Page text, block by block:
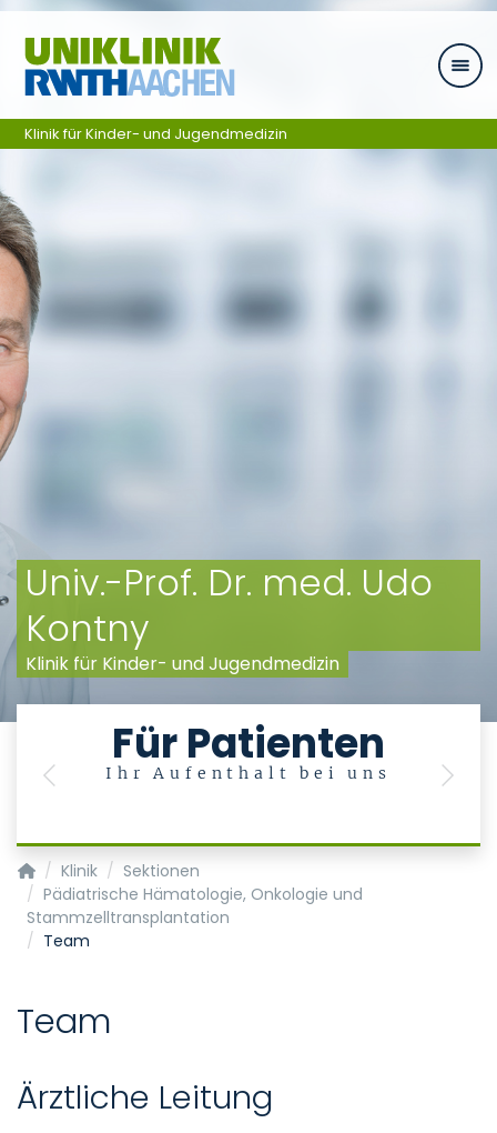
Zum Inhalt springen
Univ.-Prof. Dr. med. Udo
Kontny
Klinik für Kinder- und Jugendmedizin
Für Patienten
Ihr Aufenthalt bei uns
Previous Next
Klinik für Kinder- und Jugendmedizin
Klinik für Kinder- und Jugendmedizin
Klinik
Sektionen
Pädiatrische Hämatologie, Onkologie und
Stammzelltransplantation
Team
Team
Ärztliche Leitung